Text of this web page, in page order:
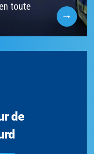
toute
de